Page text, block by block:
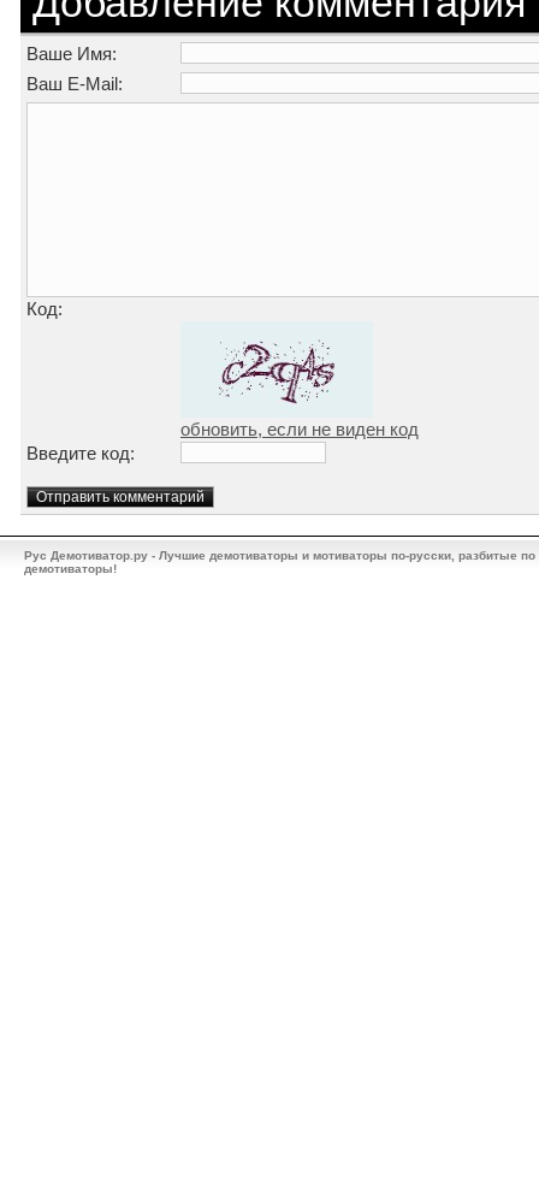
Ваше Имя:
Ваш E-Mail:
Код:
обновить, если не виден код
Введите код:
Рус Демотиватор.ру - Лучшие демотиваторы и мотиваторы по-русски, разбитые
демотиваторы!